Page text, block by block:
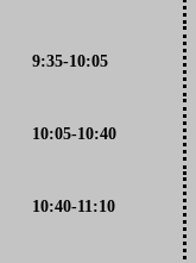
9:35-10:05
10:05-10:40
10:40-11:10